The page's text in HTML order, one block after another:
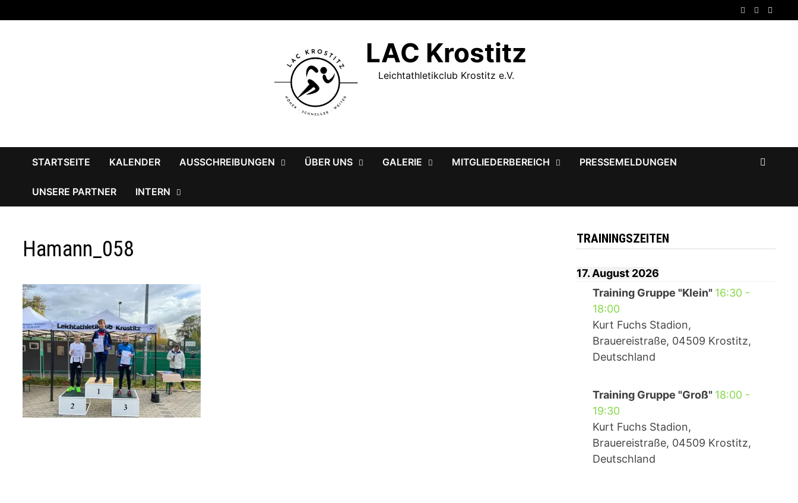
Inhalt
LAC Krostitz
Leichtathletikclub Krostitz e.V.
STARTSEITE KALENDER AUSSCHREIBUNGEN ÜBER UNS GALERIE MITGLIEDERBEREICH PRESSEMELDUNGEN
UNSERE PARTNER INTERN
Hamann_058 TRAININGSZEITEN
17. August 2026
Training Gruppe "Klein" 16:30-
18:00
Kurt Fuchs Stadion,
Brauereistraße, 04509 Krostitz,
Deutschland
Training Gruppe "Groß" 18:00-
19:30
Kurt Fuchs Stadion,
Brauereistraße, 04509 Krostitz,
Deutschland